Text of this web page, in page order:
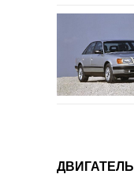
ДВИГАТЕЛЬ